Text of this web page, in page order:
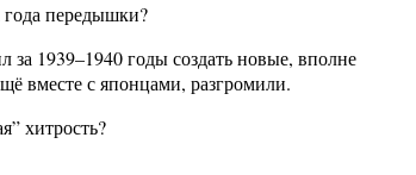
передышки?
1939–1940 годы создать новые, вполне
вместе с японцами, разгромили.
хитрость?